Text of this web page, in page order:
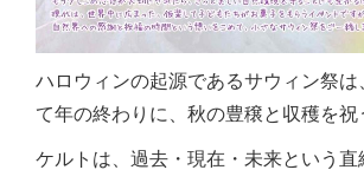
ハロウィンの起源であるサウィン祭
て年の終わりに、秋の豊穣と収穫を祝
ケルトは、過去・現在・未来という直